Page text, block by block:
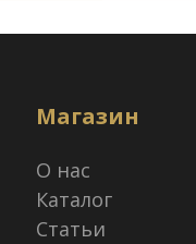
Магазин
О нас
Каталог
Статьи